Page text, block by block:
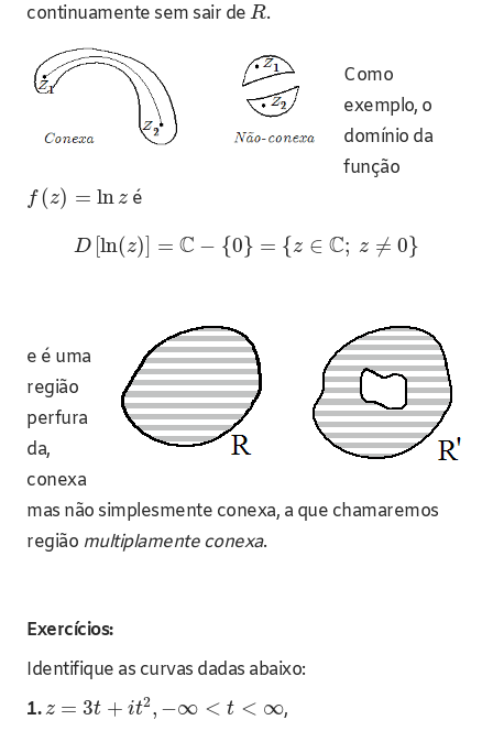
continuamente sem sair de R.
Como
exemplo, o
domínio da
função
f (z) = lnz é
D [ln(z) = C − {0} = {z ∈ C; z ≠ 0}
e é uma
região
perfura
da,
conexa
mas não simplesmente conexa, a que chamaremos
região multiplamente conexa.
Exercícios:
Identifique as curvas dadas abaixo:
1. z = 3t + it2, −∞ < t < ∞,